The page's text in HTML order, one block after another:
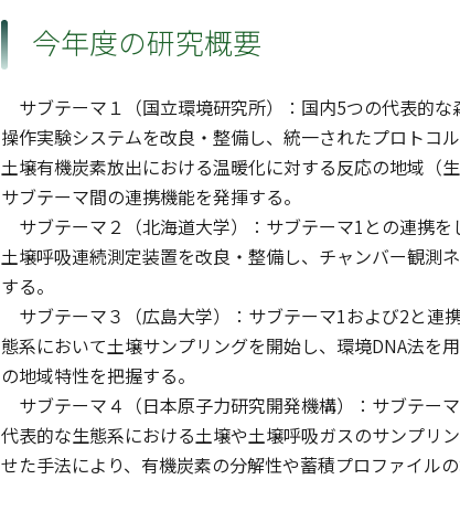
今年度の研究概要
サブテーマ１（国立環境研究所）：国内5つの代表的
操作実験システムを改良・整備し、統一されたプロトコ
土壌有機炭素放出における温暖化に対する反応の地域（
サブテーマ間の連携機能を発揮する。
サブテーマ２（北海道大学）：サブテーマ1との連携
土壌呼吸連続測定装置を改良・整備し、チャンバー観測
する。
サブテーマ３（広島大学）：サブテーマ1および2と連
態系において土壌サンプリングを開始し、環境DNA法を
の地域特性を把握する。
サブテーマ４（日本原子力研究開発機構）：サブテー
代表的な生態系における土壌や土壌呼吸ガスのサンプリ
せた手法により、有機炭素の分解性や蓄積プロファイルの